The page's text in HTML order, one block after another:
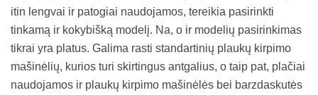
itin lengvai ir patogiai naudojamos, tereikia pasirinkti
tinkamą ir kokybišką modelį. Na, o ir modelių pasirinkimas
tikrai yra platus. Galima rasti standartinių plaukų kirpimo
mašinėlių, kurios turi skirtingus antgalius, o taip pat, plačiai
naudojamos ir plaukų kirpimo mašinėlės bei barzdaskutės